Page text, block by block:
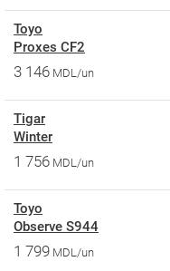
Toyo
Proxes CF2
3 146 MDL/un
Tigar
Winter
1 756 MDL/un
Toyo
Observe S944
1 799 MDL/un